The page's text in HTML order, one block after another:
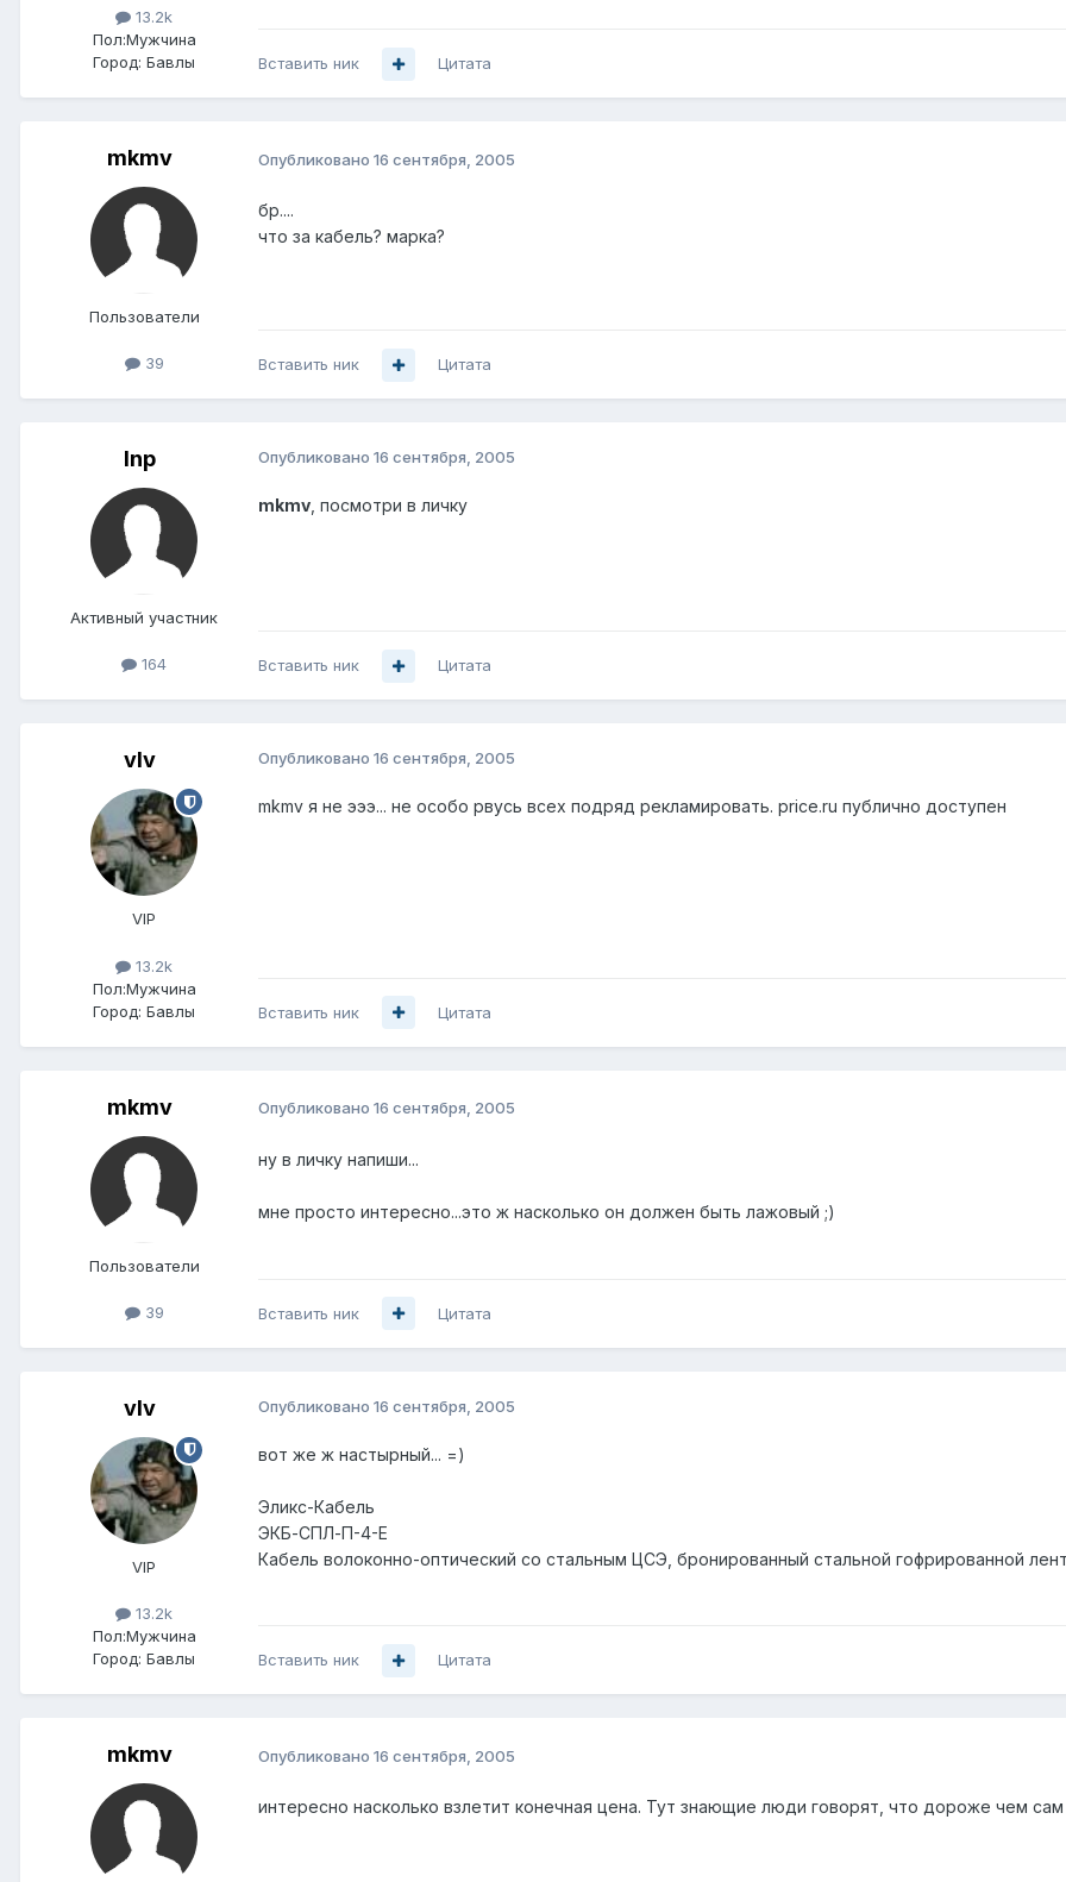
13.2k
Пол:Мужчина
Город: Бавлы Вставить ник Цитата
mkmv
Пользователи
39
Опубликовано 16 сентября, 2005
бр....
что за кабель? марка?
Вставить ник Цитата
Inp
Активный участник
164
Опубликовано 16 сентября, 2005
mkmv , посмотри в личку
Вставить ник Цитата
vIv
VIP
13.2k
Пол:Мужчина
Город: Бавлы
Опубликовано 16 сентября, 2005
mkmv я не эээ... не особо рвусь всех подряд рекламировать. price.ru публично доступен
Вставить ник Цитата
mkmv
Пользователи
39
Опубликовано 16 сентября, 2005
ну в личку напиши...
мне просто интересно...это ж насколько он должен быть лажовый ;)
Вставить ник Цитата
vIv
VIP
13.2k
Пол:Мужчина
Город: Бавлы
Опубликовано 16 сентября, 2005
вот же ж настырный... =)
Эликс-Кабель
ЭКБ-СПЛ-П-4-Е
Кабель волоконно-оптический со стальным ЦСЭ, бронированный стальной гофрированной
Вставить ник Цитата
mkmv Опубликовано 16 сентября, 2005
интересно насколько взлетит конечная цена. Тут знающие люди говорят, что дороже чем сам